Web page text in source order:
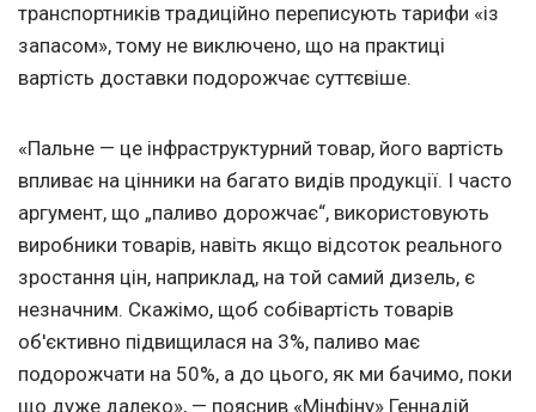
транспортників традиційно переписують тарифи «із
запасом», тому не виключено, що на практиці
вартість доставки подорожчає суттєвіше.
«Пальне — це інфраструктурний товар, його вартість
впливає на цінники на багато видів продукції. І часто
аргумент, що „паливо дорожчає“, використовують
виробники товарів, навіть якщо відсоток реального
зростання цін, наприклад, на той самий дизель, є
незначним. Скажімо, щоб собівартість товарів
об'єктивно підвищилася на 3%, паливо має
подорожчати на 50%, а до цього, як ми бачимо, поки
що дуже далеко», — пояснив «Мінфіну» Геннадій